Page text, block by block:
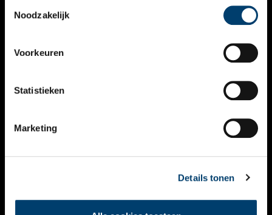
Noodzakelijk
Voorkeuren
Statistieken
Marketing
Details tonen
VERHALEN
KALENDER
THEMA’S
VIDEO’S
CONTACT